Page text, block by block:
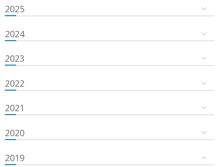
2025
2024
2023
2022
2021
2020
2019